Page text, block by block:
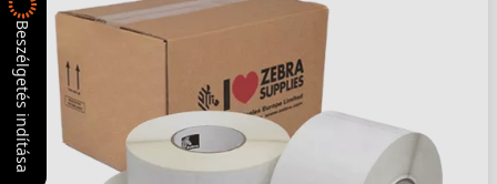
Beszélgetés indítása